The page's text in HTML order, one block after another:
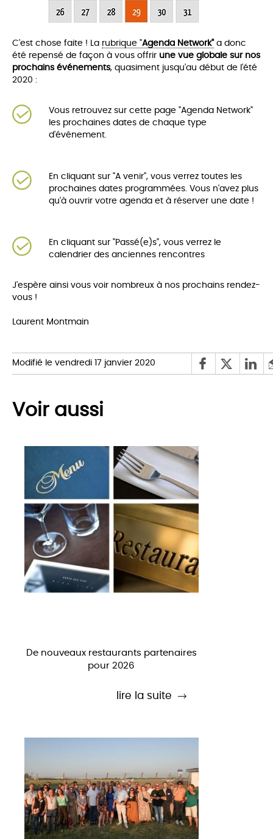
C'est chose faite ! La rubrique "Agenda Network" a donc
été repensé de façon à vous offrir une vue globale sur nos
prochains événements, quasiment jusqu'au début de l'été
2020 :
Vous retrouvez sur cette page "Agenda Network"
les prochaines dates de chaque type
d'événement.
En cliquant sur "A venir", vous verrez toutes les
prochaines dates programmées. Vous n'avez plus
qu'à ouvrir votre agenda et à réserver une date !
En cliquant sur "Passé(e)s", vous verrez le
calendrier des anciennes rencontres
J'espère ainsi vous voir nombreux à nos prochains rendez-
vous !
Laurent Montmain
Modifié le vendredi 17 janvier 2020
Voir aussi
De nouveaux restaurants partenaires
pour 2026
lire la suite